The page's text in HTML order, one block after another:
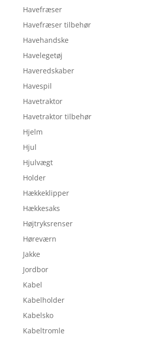
Havefræser
Havefræser tilbehør
Havehandske
Havelegetøj
Haveredskaber
Havespil
Havetraktor
Havetraktor tilbehør
Hjelm
Hjul
Hjulvægt
Holder
Hækkeklipper
Hækkesaks
Højtryksrenser
Høreværn
Jakke
Jordbor
Kabel
Kabelholder
Kabelsko
Kabeltromle